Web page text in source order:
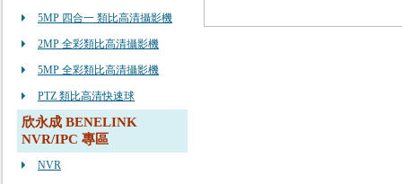
5MP 四合一 類比高清攝影機
2MP 全彩類比高清攝影機
5MP 全彩類比高清攝影機
PTZ 類比高清快速球
欣永成 BENELINK
NVR/IPC 專區
NVR